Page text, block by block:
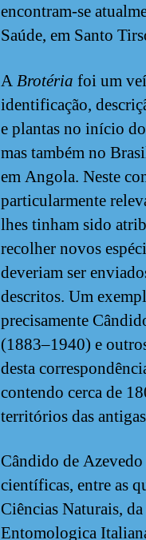
encontram-se
Saúde, em Santo
ABrotéria foi um
identificação,
e plantas no início
mas também no
em Angola. Neste
particularmente
lhes tinham sido
recolher novos
deveriam ser
descritos. Um
precisamente
(1883–1940) e
desta
contendo cerca de
territórios das
Cândido de Azevedo
científicas, entre as
Ciências Naturais,
Entomologica